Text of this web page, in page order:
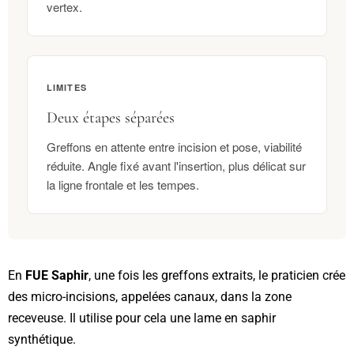
vertex.
LIMITES
Deux étapes séparées
Greffons en attente entre incision et pose, viabilité
réduite. Angle fixé avant l'insertion, plus délicat sur
la ligne frontale et les tempes.
En FUE Saphir, une fois les greffons extraits, le praticien crée
des micro-incisions, appelées canaux, dans la zone
receveuse. Il utilise pour cela une lame en saphir
synthétique.